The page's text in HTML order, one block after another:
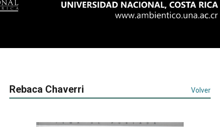
Rebaca Chaverri Volver